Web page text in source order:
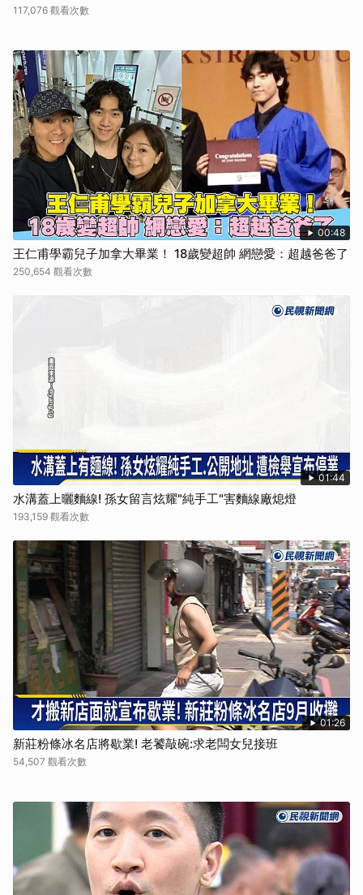
117,076 觀看次數
00:48
王仁甫學霸兒子加拿大畢業！ 18歲變超帥 網戀愛：超越爸爸了
250,654 觀看次數
01:44
水溝蓋上曬麵線! 孫女留言炫耀"純手工"害麵線廠熄燈
193,159 觀看次數
01:26
新莊粉條冰名店將歇業! 老饕敲碗:求老闆女兒接班
54,507 觀看次數